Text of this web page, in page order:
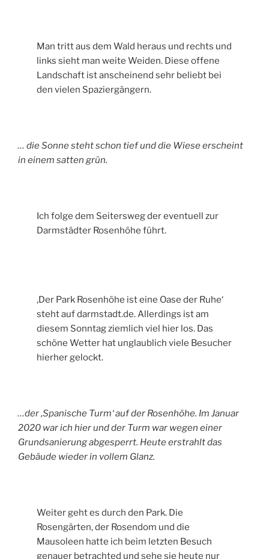
Man tritt aus dem Wald heraus und rechts und
links sieht man weite Weiden. Diese offene
Landschaft ist anscheinend sehr beliebt bei
den vielen Spaziergängern.
… die Sonne steht schon tief und die Wiese erscheint
in einem satten grün.
Ich folge dem Seitersweg der eventuell zur
Darmstädter Rosenhöhe führt.
‚Der Park Rosenhöhe ist eine Oase der Ruhe‘
steht auf darmstadt.de. Allerdings ist am
diesem Sonntag ziemlich viel hier los. Das
schöne Wetter hat unglaublich viele Besucher
hierher gelockt.
…der ‚Spanische Turm‘ auf der Rosenhöhe. Im Januar
2020 war ich hier und der Turm war wegen einer
Grundsanierung abgesperrt. Heute erstrahlt das
Gebäude wieder in vollem Glanz.
Weiter geht es durch den Park. Die
Rosengärten, der Rosendom und die
Mausoleen hatte ich beim letzten Besuch
genauer betrachted und sehe sie heute nur